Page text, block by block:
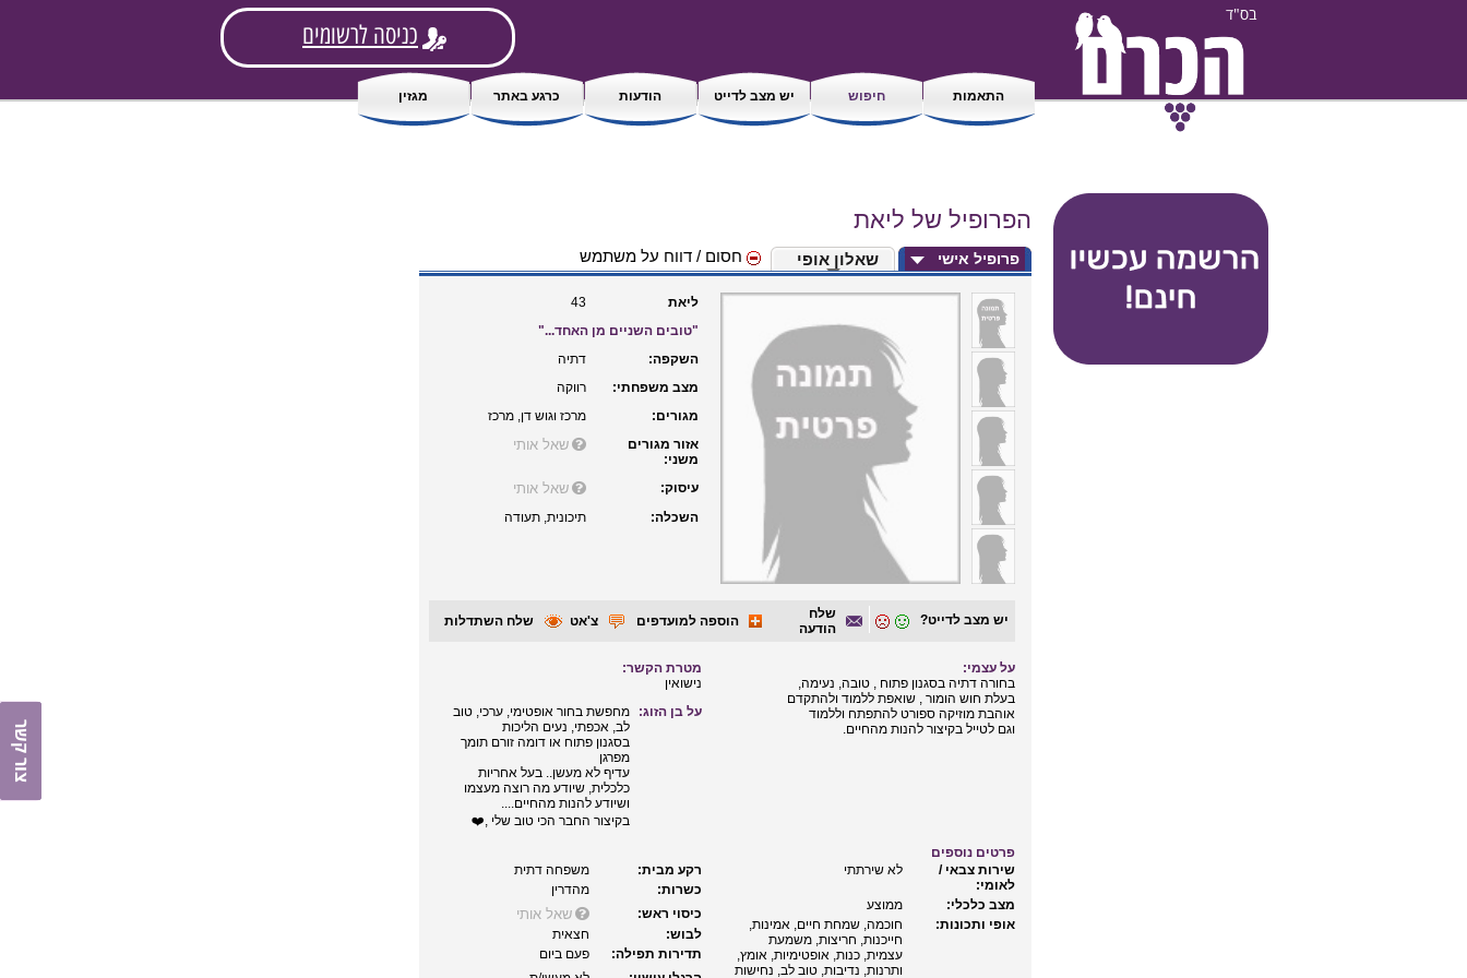
בס"ד
כניסה לרשומים
התאמות חיפוש יש מצב לדייט הודעות כרגע באתר מגזין
הפרופיל של ליאת
פרופיל אישי שאלון אופי חסום / דווח על משתמש
ליאת
43
"טובים השניים מן האחד..."
השקפה:
דתיה
מצב משפחתי:
רווקה
מגורים:
מרכז וגוש דן, מרכז
אזור מגורים
משני:
שאל אותי
עיסוק: שאל אותי
השכלה: תיכונית, תעודה
יש מצב לדייט?
שלח
הודעה
הוספה למועדפים צ'אט שלח השתדלות
על עצמי:
בחורה דתיה בסגנון פתוח , טובה, נעימה,
בעלת חוש הומור , שואפת ללמוד ולהתקדם
אוהבת מוזיקה ספורט להתפתח וללמוד
וגם לטייל בקיצור להנות מהחיים.
מטרת הקשר:
נישואין
על בן הזוג:
מחפשת בחור אופטימי, ערכי, טוב
לב, אכפתי, נעים הליכות
בסגנון פתוח או דומה זורם תומך
מפרגן
עדיף לא מעשן.. בעל אחריות
כלכלית, שיודע מה רוצה מעצמו
ושיודע להנות מהחיים....
בקיצור החבר הכי טוב שלי ,⁦ ❤️⁩
פרטים נוספים
שירות צבאי /
לאומי:
לא שירתתי
מצב כלכלי:
ממוצע
אופי ותכונות:
חוכמה, שמחת חיים, אמינות,
חייכנות, חריצות, משמעת
עצמית, כנות, אופטימיות, אומץ,
ותרנות, נדיבות, טוב לב, נחישות
רקע מבית:
משפחה דתית
כשרות:
מהדרין
כיסוי ראש:
שאל אותי
לבוש:
חצאית
תדירות תפילה:
פעם ביום
צור קשר